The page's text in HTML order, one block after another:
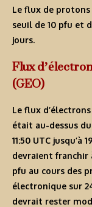
Le flux de protons
seuil de 10 pfu et
jours.
Flux
(GEO)
Le flux
était au-dessus
11:50 UTC jusqu’à
devraient franchir
pfu au cours des
électronique sur
devrait rester